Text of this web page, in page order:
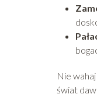
Nie
świat